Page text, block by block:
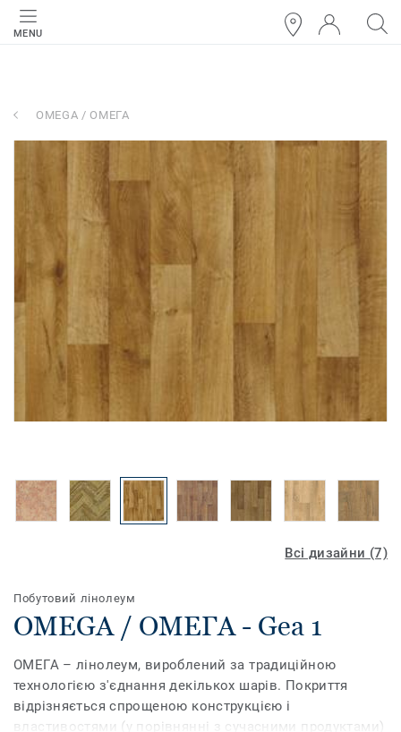
MENU
OMEGA / ОМЕГА
Всі дизайни (7)
Побутовий лінолеум
OMEGA / ОМЕГА - Gea 1
ОМЕГА – лінолеум, вироблений за традиційною
технологією з'єднання декількох шарів. Покриття
відрізняється спрощеною конструкцією і
властивостями (у порівнянні з сучасними продуктами)